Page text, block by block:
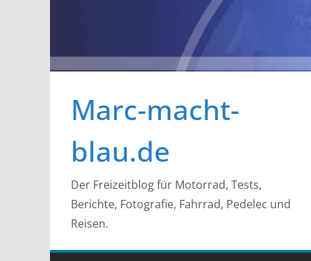
Marc-macht-
blau.de
Der Freizeitblog für Motorrad, Tests,
Berichte, Fotografie, Fahrrad, Pedelec und
Reisen.